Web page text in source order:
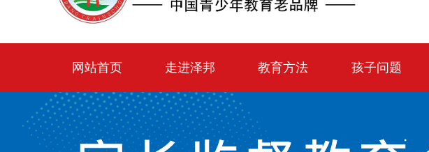
网站首页 走进泽邦 教育方法 孩子问题